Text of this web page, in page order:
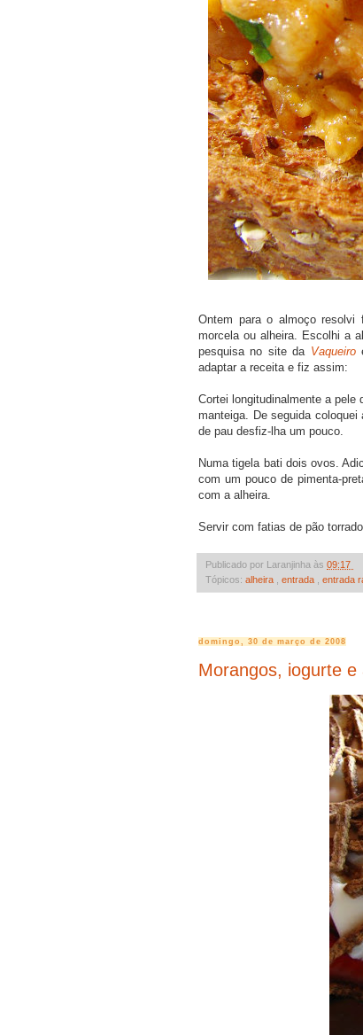
Ontem para o almoço resolvi
morcela ou alheira. Escolhi a
pesquisa no site da Vaqueiro
adaptar a receita e fiz assim:
Cortei longitudinalmente a pele
manteiga. De seguida
de pau desfiz-lha um pouco.
Numa tigela bati dois ovos.
com um pouco de pimenta-
com a alheira.
Servir com fatias de pão
Publicado por Laranjinha às 09:17
Tópicos: alheira entrada entrada
domingo, 30 de março de 2008
Morangos, iogurte e